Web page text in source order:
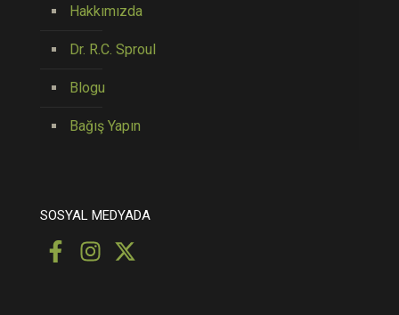
Hakkımızda
Dr. R.C. Sproul
Blogu
Bağış Yapın
SOSYAL MEDYADA